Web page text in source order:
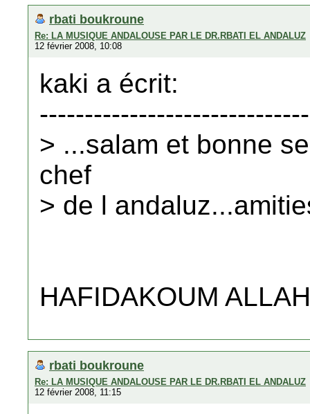
rbati boukroune
Re: LA MUSIQUE ANDALOUSE PAR LE DR.RBATI EL ANDALUZ
12 février 2008, 10:08
kaki a écrit:
> ...salam et bonne
chef
> de l
HAFIDAKOUM
rbati boukroune
Re: LA MUSIQUE ANDALOUSE PAR LE DR.RBATI EL ANDALUZ
12 février 2008, 11:15